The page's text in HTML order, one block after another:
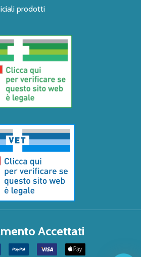
prodotti
Accettati